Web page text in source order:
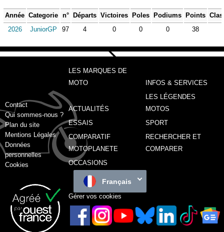
Année Categorie n° Départs Victoires Poles Podiums Points
2026
JuniorGP 97 4 0 0 0 38
Contact
Qui sommes-nous ?
Plan du site
Mentions Légales
Données
personnelles
Cookies
LES MARQUES DE
MOTO
INFOS & SERVICES
ACTUALITÉS
LES LÉGENDES
MOTOS
ESSAIS
SPORT
COMPARATIF
MOTOPLANETE
RECHERCHER ET
COMPARER
OCCASIONS
Français
Gérer vos cookies